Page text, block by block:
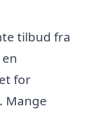
tilbud fra
for
Mange